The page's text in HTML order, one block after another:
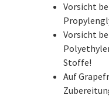
Vorsicht
Vorsicht
Stoffe!
Auf